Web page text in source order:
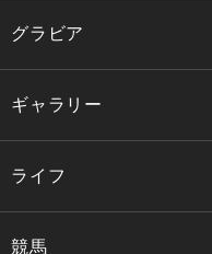
グラビア
ギャラリー
ライフ
競馬